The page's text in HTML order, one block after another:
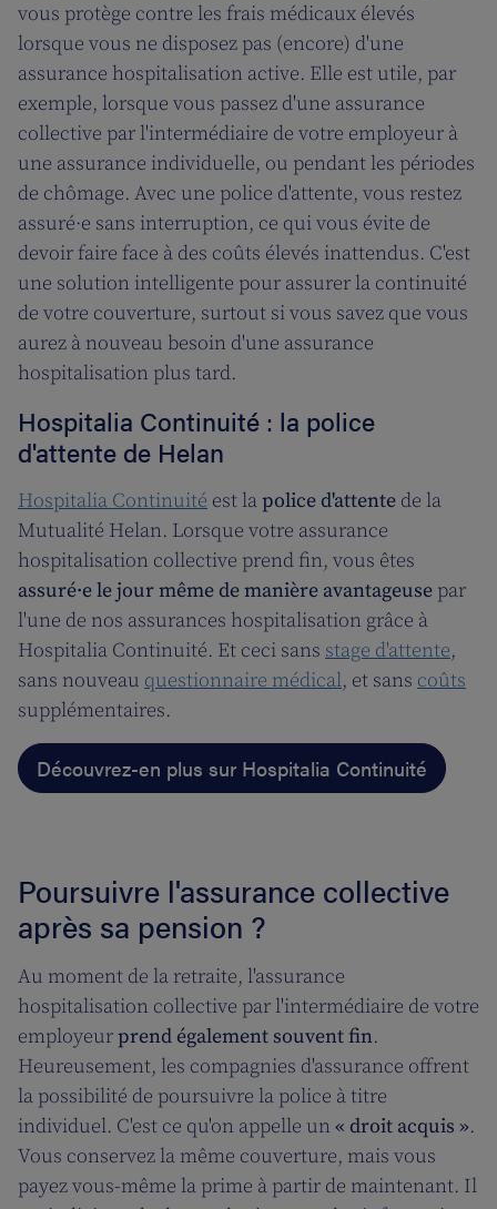
vous protège contre les frais médicaux élevés
lorsque vous ne disposez pas (encore) d'une
assurance hospitalisation active. Elle est utile, par
exemple, lorsque vous passez d'une assurance
collective par l'intermédiaire de votre employeur à
une assurance individuelle, ou pendant les périodes
de chômage. Avec une police d'attente, vous restez
assuré·e sans interruption, ce qui vous évite de
devoir faire face à des coûts élevés inattendus. C'est
une solution intelligente pour assurer la continuité
de votre couverture, surtout si vous savez que vous
aurez à nouveau besoin d'une assurance
hospitalisation plus tard.
Hospitalia Continuité : la police
d'attente de Helan
Hospitalia Continuité est lapolice d'attente de la
Mutualité Helan. Lorsque votre assurance
hospitalisation collective prend fin, vous êtes
assuré·e le jour même de manière avantageuse par
l'une de nos assurances hospitalisation grâce à
Hospitalia Continuité. Et ceci sans stage d'attente,
sans nouveau questionnaire médical, et sans coûts
supplémentaires.
Découvrez-en plus sur Hospitalia Continuité
Poursuivre l'assurance collective
après sa pension ?
Au moment de la retraite, l'assurance
hospitalisation collective par l'intermédiaire de votre
employeurprend également souvent fin.
Heureusement, les compagnies d'assurance offrent
la possibilité de poursuivre la police à titre
individuel. C'est ce qu'on appelle un « droit acquis ».
Vous conservez la même couverture, mais vous
payez vous-même la prime à partir de maintenant. Il